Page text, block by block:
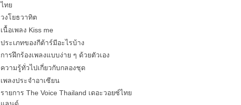
ไทย
วงโยธวาทิต
เนื้อเพลง Kiss me
ประเภทของกีต้าร์มีอะไรบ้าง
การฝึกร้องเพลงแบบง่าย ๆ ด้วยตัวเอง
ความรู้ทั่วไปเกี่ยวกับกลองชุด
เพลงประจำอาเซียน
รายการ The Voice Thailand เดอะวอยซ์ไทย